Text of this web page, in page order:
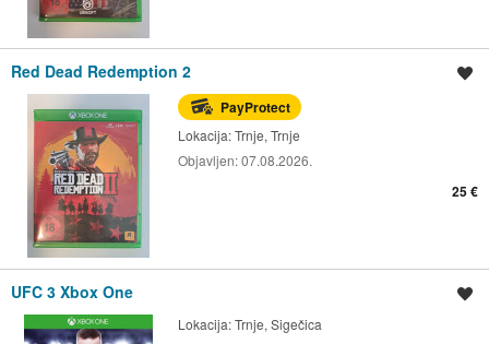
Red Dead Redemption 2
PayProtect
Lokacija:Trnje, Trnje
Objavljen:07.08.2026.
25 €
UFC 3 Xbox One
Lokacija:Trnje, Sigečica